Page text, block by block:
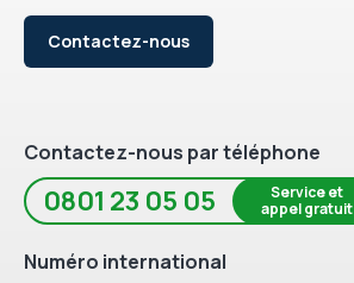
Contactez-nous
Contactez-nous par téléphone
0801 23 05 05
Service et
appel gratuit
Numéro international